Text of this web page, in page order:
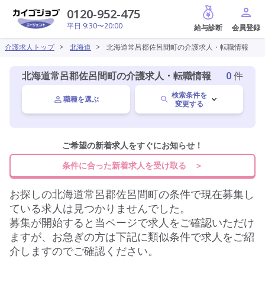
0120-952-475
平日 9:30〜20:00
給与診断
介護求人トップ > 北海道 > 北海道常呂郡佐呂間町の介護求人・転職情報
北海道常呂郡佐呂間町の介護求人・転職情報 0件
職種を選ぶ
検索条件を
変更する
北海道 変更
常呂郡佐呂間町
施設形態を選ぶ
ご希望の新着求人をすぐにお知らせ！
条件に合った新着求人を受け取る ＞
お探しの北海道常呂郡佐呂間町の条件で現在募集し
ている求人は見つかりませんでした。
募集が開始すると当ページで求人をご確認いただけ
ますが、お急ぎの方は下記に類似条件で求人をご紹
介しますのでご確認ください。